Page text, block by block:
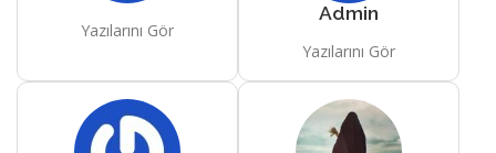
Yazılarını Gör
Admin
Yazılarını Gör